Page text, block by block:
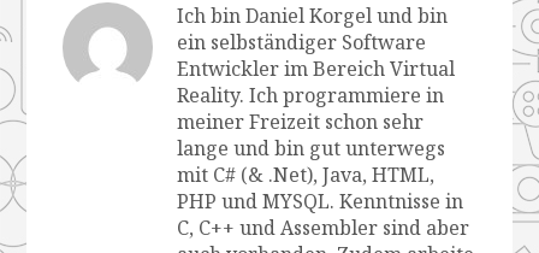
Ich bin Daniel Korgel und bin
ein selbständiger Software
Entwickler im Bereich Virtual
Reality. Ich programmiere in
meiner Freizeit schon sehr
lange und bin gut unterwegs
mit C# (& .Net), Java, HTML,
PHP und MYSQL. Kenntnisse in
C, C++ und Assembler sind aber